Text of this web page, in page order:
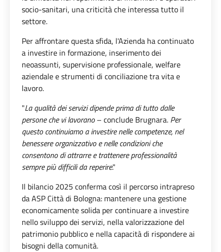
socio-sanitari, una criticità che interessa tutto il
settore.
Per affrontare questa sfida, l'Azienda ha continuato
a investire in formazione, inserimento dei
neoassunti, supervisione professionale, welfare
aziendale e strumenti di conciliazione tra vita e
lavoro.
"La qualità dei servizi dipende prima di tutto dalle
persone che vi lavorano– conclude Brugnara. Per
questo continuiamo a investire nelle competenze, nel
benessere organizzativo e nelle condizioni che
consentono di attrarre e trattenere professionalità
sempre più difficili da reperire."
Il bilancio 2025 conferma così il percorso intrapreso
da ASP Città di Bologna: mantenere una gestione
economicamente solida per continuare a investire
nello sviluppo dei servizi, nella valorizzazione del
patrimonio pubblico e nella capacità di rispondere ai
bisogni della comunità.